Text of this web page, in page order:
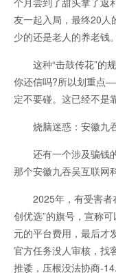
友一起入局，最终20人
少的还是老人的养老钱
这种“击鼓传花”的规
你还信吗?所以划重点
定不要碰。这已经不是
烧脑迷惑：安徽九吞
还有一个涉及骗钱的
那个安徽九吞吴互联网
2025年，有受害者
创优选”的旗号，宣称
元的平台费用，最后才
官方任务没人审核，找
推诿，压根没法协商-14.